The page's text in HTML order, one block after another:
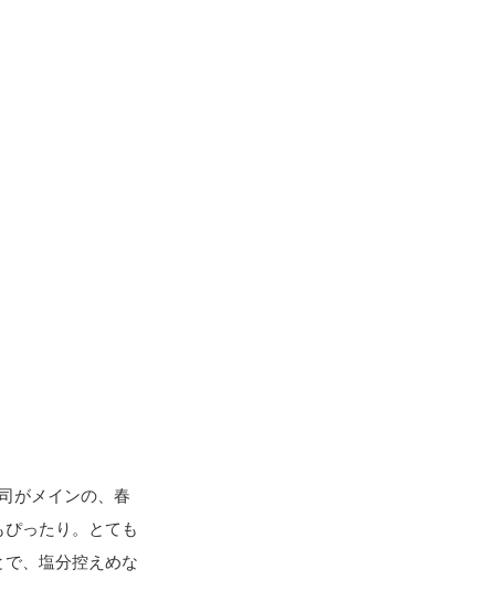
がメインの、春
ったり。とても
、塩分控えめな